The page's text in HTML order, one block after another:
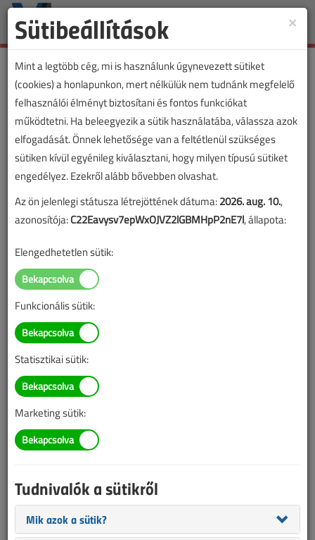
Toggle
Energiát spórol az
épületautomatika
2018. november 22. | VL online | 4701 |
Az alábbi tartalom archív, 8 éve frissült utoljára. A cikkben szereplő
helyenként hiányos lehet (képek, táblázatok stb.).
Az épületautomatizálás megfelelő alkalmazásával az európai
való hozzájárulás: 260-419 millió tonna CO2 kibocsátás
takarítható meg, ami 8-13%-a a tüzelőanyagok elégetéséből
származó összes kibocsátásnak. Ezen megtakarítások ráadásul
×
Sütibeállítások
Mint a legtöbb cég, mi is használunk úgynevezett sütiket
(cookies) a honlapunkon, mert nélkülük nem tudnánk megfelelő
felhasználói élményt biztosítani és fontos funkciókat
működtetni. Ha beleegyezik a sütik használatába, válassza azok
elfogadását. Önnek lehetősége van a feltétlenül szükséges
sütiken kívül egyénileg kiválasztani, hogy milyen típusú sütiket
engedélyez. Ezekről alább bővebben olvashat.
Az ön jelenlegi státusza létrejöttének dátuma:2026. aug. 10.,
azonosítója:C22Eavysv7epWxOJVZ2lGBMHpP2nE7l, állapota:
Elengedhetetlen sütik:
Funkcionális sütik:
Statisztikai sütik:
Marketing sütik:
Tudnivalók a sütikről
Mik azok a sütik?